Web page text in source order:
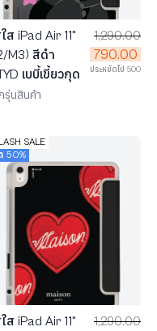
ส iPad Air 11"
M3) สีดำ
เบบี้เขี้ยวกุด
1,290.00
790.00
ประหยัดไป 500
รุ่นสินค้า
SALE
50%
ส iPad Air 11"
1,290.00